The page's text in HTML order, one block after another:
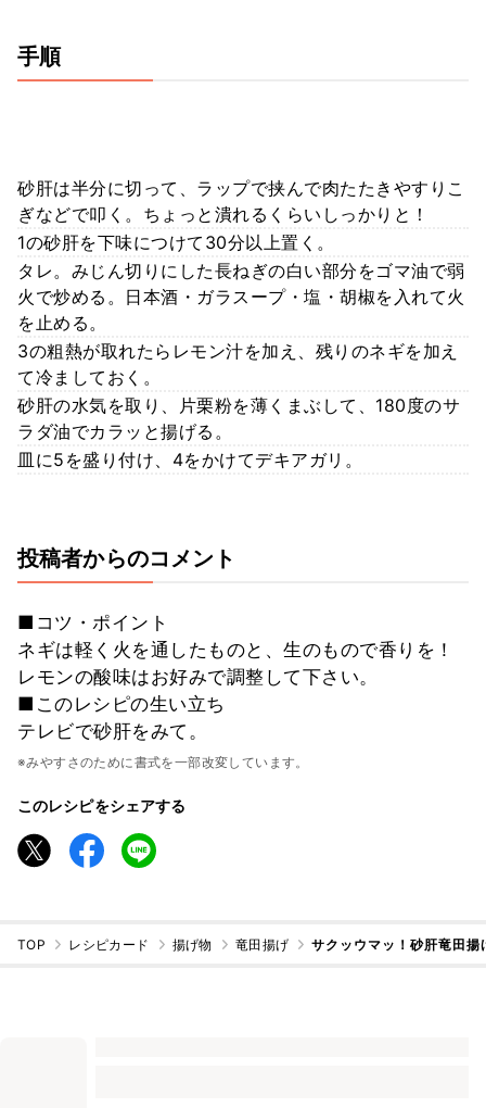
手順
砂肝は半分に切って、ラップで挟んで肉たたきやすりこ
ぎなどで叩く。ちょっと潰れるくらいしっかりと！
1の砂肝を下味につけて30分以上置く。
タレ。みじん切りにした長ねぎの白い部分をゴマ油で弱
火で炒める。日本酒・ガラスープ・塩・胡椒を入れて火
を止める。
3の粗熱が取れたらレモン汁を加え、残りのネギを加え
て冷ましておく。
砂肝の水気を取り、片栗粉を薄くまぶして、180度のサ
ラダ油でカラッと揚げる。
皿に5を盛り付け、4をかけてデキアガリ。
投稿者からのコメント
■コツ・ポイント
ネギは軽く火を通したものと、生のもので香りを！
レモンの酸味はお好みで調整して下さい。
■このレシピの生い立ち
テレビで砂肝をみて。
※みやすさのために書式を一部改変しています。
このレシピをシェアする
TOP レシピカード 揚げ物 竜田揚げ サクッウマッ！砂肝竜田